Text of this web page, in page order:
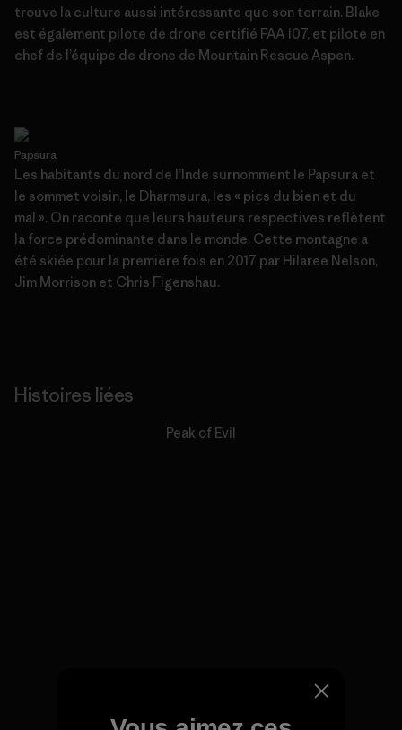
trouve la culture aussi intéressante que son terrain. Blake
est également pilote de drone certifié FAA 107, et pilote en
chef de l’équipe de drone de Mountain Rescue Aspen.
Papsura
Les habitants du nord de l’Inde surnomment le Papsura et
le sommet voisin, le Dharmsura, les « pics du bien et du
mal ». On raconte que leurs hauteurs respectives reflètent
la force prédominante dans le monde. Cette montagne a
été skiée pour la première fois en 2017 par Hilaree Nelson,
Jim Morrison et Chris Figenshau.
Histoires liées
Peak of Evil